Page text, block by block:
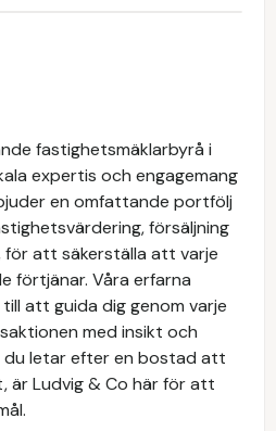
fastighetsmäklarbyrå i
expertis och engagemang
en omfattande portfölj
försäljning
för att säkerställa att varje
förtjänar. Våra erfarna
att guida dig genom varje
med insikt och
letar efter en bostad att
är Ludvig & Co här för att